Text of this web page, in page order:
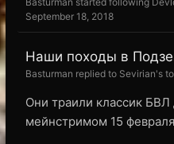
September 18, 2018
Наши походы в
Basturman replied to Sevirian's
Они траили классик БВЛ
мейнстримом 15